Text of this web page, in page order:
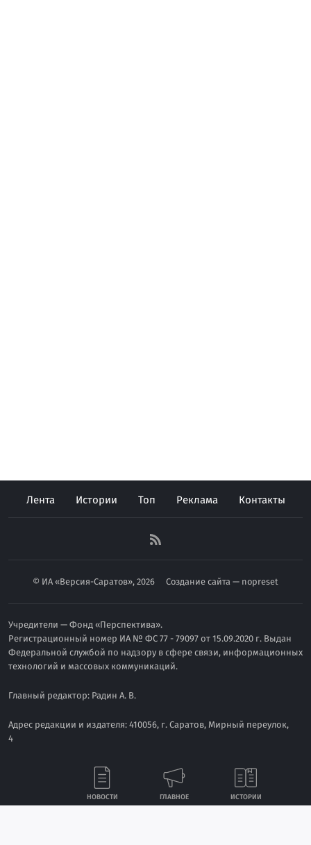
НОВОСТИ ГЛАВНОЕ ИСТОРИИ
Лента Истории Топ Реклама Контакты
© ИА «Версия-Саратов», 2026 Создание сайта — nopreset
Учредители — Фонд «Перспектива».
Регистрационный номер ИА № ФС 77 - 79097 от 15.09.2020 г. Выдан
Федеральной службой по надзору в сфере связи, информационных
технологий и массовых коммуникаций.
Главный редактор: Радин А. В.
Адрес редакции и издателя: 410056, г. Саратов, Мирный переулок,
4
Телефон редакции: +7 (8452) 48-74-44
Связаться с отделом рекламы: 8 (8452) 75-86-08, nversia-